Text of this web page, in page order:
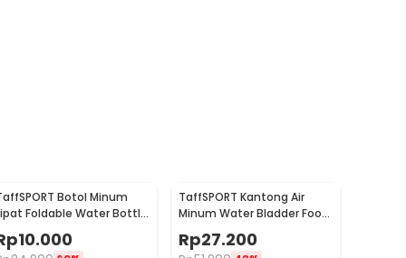
Botol Minum
Foldable Water Bottle
10.000
TaffSPORT Kantong Air
Minum Water Bladder Food
SD16
Rp27.200